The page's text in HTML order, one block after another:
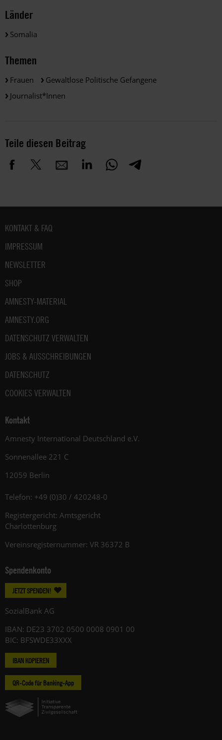
Länder
Somalia
Themen
Frauen
Gewaltlose Politische Gefangene
Journalist*innen
Teile diesen Beitrag
Fußbereich
KONTAKT & FAQ
IMPRESSUM
NEWSLETTER
SHOP
AMNESTY-MATERIAL
AMNESTY.ORG
DATENSCHUTZ VERWALTEN
JOBS & AUSSCHREIBUNGEN
DATENSCHUTZ
COOKIES VERWALTEN
Kontakt
Amnesty International Deutschland e.V.
Sonnenallee 221 C
12059 Berlin
Telefon: +49 (0)30 / 420248-0
Registergericht: Amtsgericht
Charlottenburg
Vereinsregisternummer: VR 36372 B
Spendenkonto
JETZT SPENDEN!
SozialBank AG
IBAN: DE23 3702 0500 0008 0901 00
BIC: BFSWDE33XXX
IBAN KOPIEREN
QR-Code für Banking-App